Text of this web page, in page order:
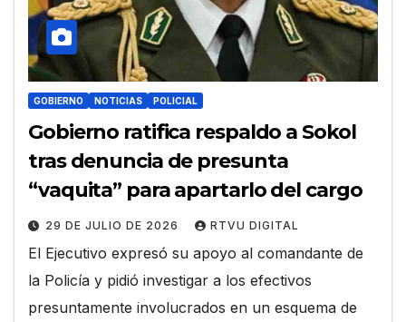
GOBIERNO NOTICIAS POLICIAL
Gobierno ratifica respaldo a Sokol
tras denuncia de presunta
“vaquita” para apartarlo del cargo
29 DE JULIO DE 2026 RTVU DIGITAL
El Ejecutivo expresó su apoyo al comandante de
la Policía y pidió investigar a los efectivos
presuntamente involucrados en un esquema de